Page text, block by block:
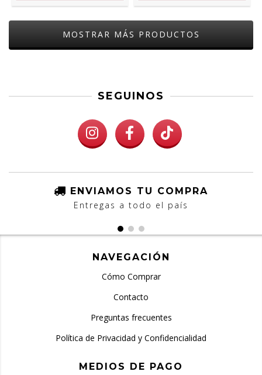
MOSTRAR MÁS PRODUCTOS
SEGUINOS
ENVIAMOS TU COMPRA
Entregas a todo el país
NAVEGACIÓN
Cómo Comprar
Contacto
Preguntas frecuentes
Política de Privacidad y Confidencialidad
MEDIOS DE PAGO